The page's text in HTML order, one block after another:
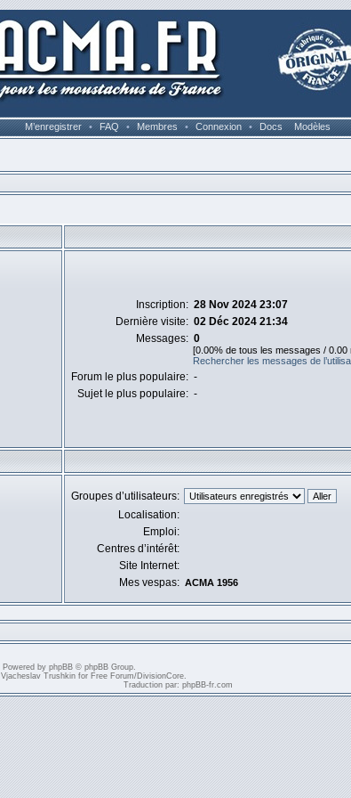
M’enregistrer • FAQ • Membres • Connexion • Docs Modèles
Inscription: 28 Nov 2024 23:07
Dernière visite: 02 Déc 2024 21:34
Messages: 0
[0.00% de tous les messages /
Rechercher les messages de
Forum le plus populaire: -
Sujet le plus populaire: -
Groupes d’utilisateurs:
Localisation:
Emploi:
Centres d’intérêt:
Site Internet:
Mes vespas: ACMA 1956
Powered by phpBB© phpBB Group.
Vjacheslav Trushkinfor Free Forum/DivisionCore.
Traduction par: phpBB-fr.com